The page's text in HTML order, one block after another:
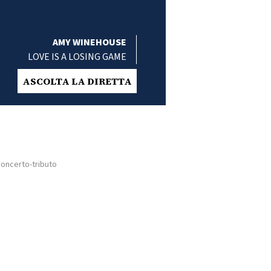
AMY WINEHOUSE
LOVE IS A LOSING GAME
ASCOLTA LA DIRETTA
tributo